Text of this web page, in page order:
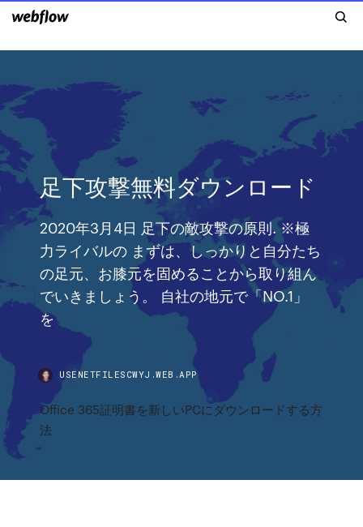
足下攻撃無料ダウンロード
2020年3月4日 足下の敵攻撃の原則. ※極
力ライバルの まずは、しっかりと自分たち
の足元、お膝元を固めることから取り組ん
でいきましょう。 自社の地元で「NO.1」
を
USENETFILESCWYJ.WEB.APP
Office 365証明書を新しいPCにダウンロードする方
法